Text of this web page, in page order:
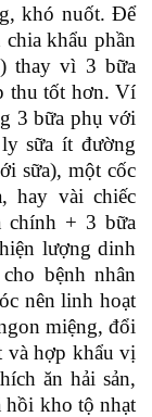
khó nuốt. Để
khẩu phần
thay vì 3 bữa
thu tốt hơn. Ví
3 bữa phụ với
sữa ít đường
sữa), một cốc
hay vài chiếc
chính + 3 bữa
lượng dinh
bệnh nhân
nên linh hoạt
miệng, đổi
và hợp khẩu vị
ăn hải sản,
hồi kho tộ nhạt